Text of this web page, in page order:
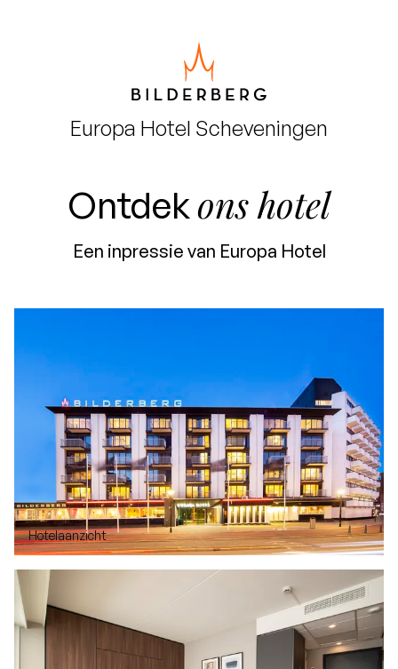
Europa Hotel Scheveningen
Ontdekons hotel
Een inpressie van Europa Hotel
Hotelaanzicht